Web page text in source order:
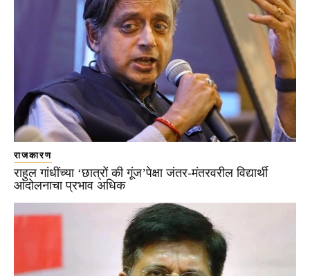
राजकारण
राहुल गांधींच्या ‘छात्रों की गूंज’पेक्षा जंतर-मंतरवरील विद्यार्थी
आंदोलनाचा प्रभाव अधिक